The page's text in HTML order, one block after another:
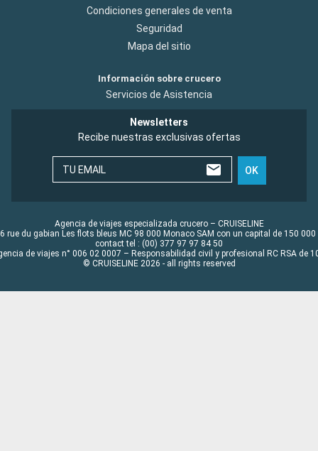
Condiciones generales de venta
Seguridad
Mapa del sitio
Información sobre crucero
Servicios de Asistencia
Newsletters
Recibe nuestras exclusivas ofertas
TU EMAIL OK
Agencia de viajes especializada crucero – CRUISELINE
rue du gabian Les flots bleus MC 98 000 Monaco SAM con un capital de 150 000
contact tel : (00) 377 97 97 84 50
de viajes n° 006 02 0007 – Responsabilidad civil y profesional RC RSA de
© CRUISELINE 2026 - all rights reserved